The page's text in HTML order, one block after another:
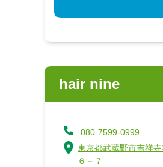
hair nine
080-7599-0999
東京都武蔵野市吉祥寺
６－７